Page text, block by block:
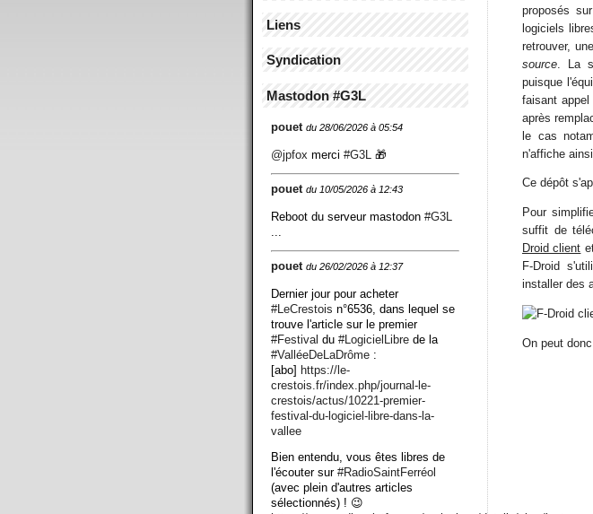
proposés
logiciels
retrouver,
source . La
puisque
faisant
après
le cas
n'affiche
Ce dépôt
Pour
suffit de
Droid client
F-Droid
installer des
On peut
Liens
Syndication
Mastodon #G3L
pouet du 28/06/2026 à 05:54
@jpfox merci #G3L 🎁
pouet du 10/05/2026 à 12:43
Reboot du serveur mastodon #G3L
pouet du 26/02/2026 à 12:37
Dernier jour pour acheter
#LeCrestois n°6536, dans lequel se
trouve l'article sur le premier
#Festival du #LogicielLibre de la
#ValléeDeLaDrôme :
[abo] https://le-
crestois.fr/index.php/journal-le-
crestois/actus/10221-premier-
festival-du-logiciel-libre-dans-la-
vallee
Bien entendu, vous êtes libres de
l'écouter sur #RadioSaintFerréol
(avec plein d'autres articles
sélectionnés) ! 😉